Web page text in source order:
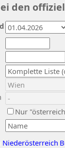
den
Nur
Niederösterreich